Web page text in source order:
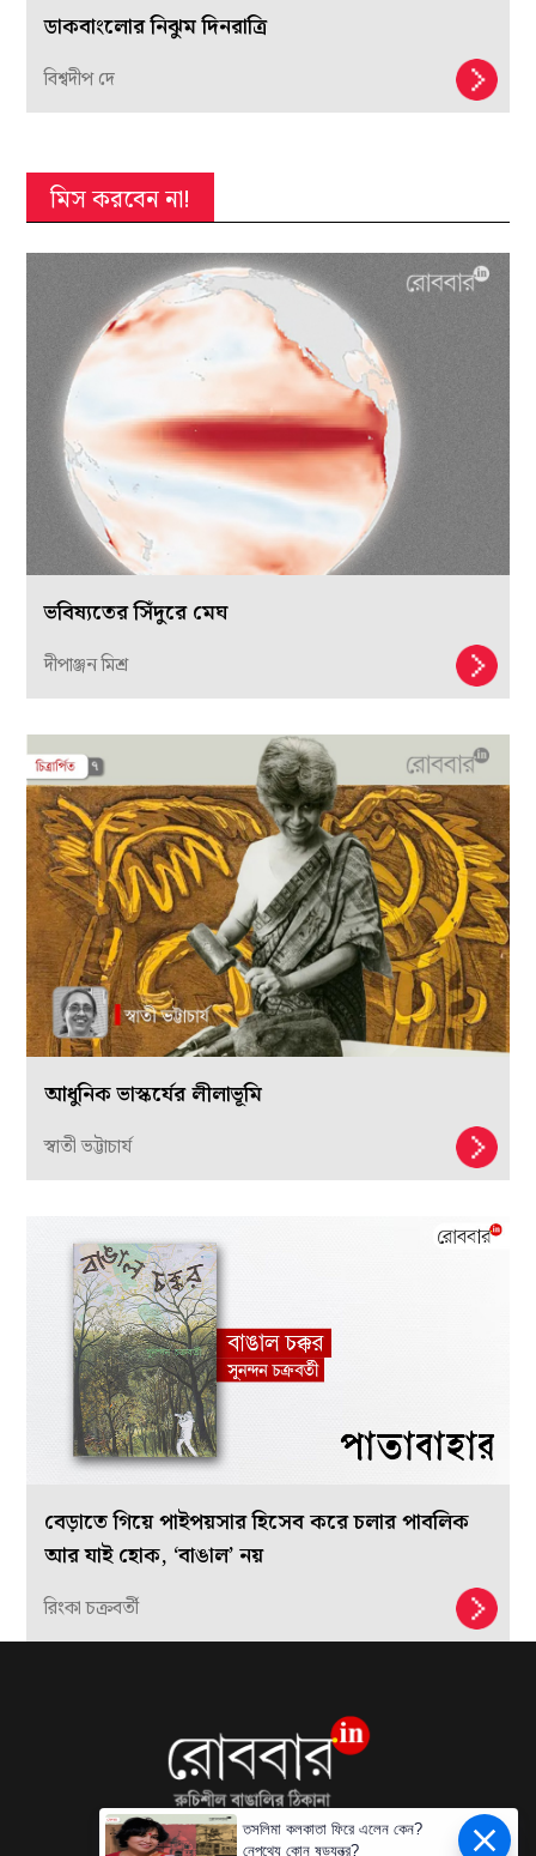
ডাকবাংলোর নিঝুম দিনরাত্রি
বিশ্বদীপ দে
মিস করবেন না!
ভবিষ্যতের সিঁদুরে মেঘ
দীপাঞ্জন মিশ্র
আধুনিক ভাস্কর্যের লীলাভূমি
স্বাতী ভট্টাচার্য
বেড়াতে গিয়ে পাইপয়সার হিসেব করে চলার পাবলিক
আর যাই হোক, ‘বাঙাল’ নয়
রিংকা চক্রবর্তী
তসলিমা কলকাতা ফিরে এলেন কেন?
নেপথ্যে কোন ষড়যন্ত্র?